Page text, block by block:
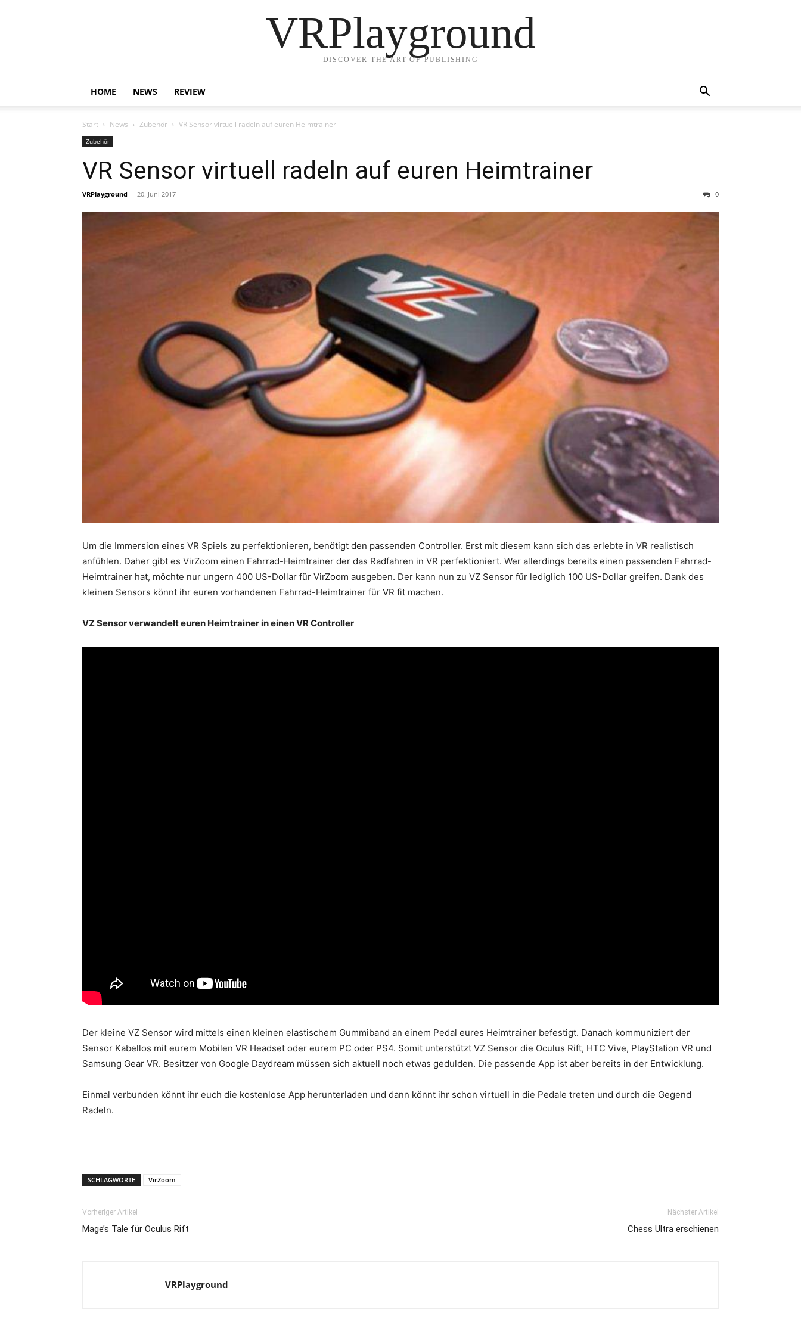
VRPlayground
DISCOVER THE ART OF PUBLISHING
HOME NEWS REVIEW
Start News Zubehör VR Sensor virtuell radeln auf euren Heimtrainer
Zubehör
VR Sensor virtuell radeln auf euren Heimtrainer
VRPlayground - 20. Juni 2017 0
Um die Immersion eines VR Spiels zu perfektionieren, benötigt den passenden Controller. Erst mit diesem kann sich das erlebte in VR realistisch
anfühlen. Daher gibt es VirZoom einen Fahrrad-Heimtrainer der das Radfahren in VR perfektioniert. Wer allerdings bereits einen passenden Fahrrad-
Heimtrainer hat, möchte nur ungern 400 US-Dollar für VirZoom ausgeben. Der kann nun zu VZ Sensor für lediglich 100 US-Dollar greifen. Dank des
kleinen Sensors könnt ihr euren vorhandenen Fahrrad-Heimtrainer für VR fit machen.
VZ Sensor verwandelt euren Heimtrainer in einen VR Controller
Der kleine VZ Sensor wird mittels einen kleinen elastischem Gummiband an einem Pedal eures Heimtrainer befestigt. Danach kommuniziert der
Sensor Kabellos mit eurem Mobilen VR Headset oder eurem PC oder PS4. Somit unterstützt VZ Sensor die Oculus Rift, HTC Vive, PlayStation VR und
Samsung Gear VR. Besitzer von Google Daydream müssen sich aktuell noch etwas gedulden. Die passende App ist aber bereits in der Entwicklung.
Einmal verbunden könnt ihr euch die kostenlose App herunterladen und dann könnt ihr schon virtuell in die Pedale treten und durch die Gegend
Radeln.
SCHLAGWORTE VirZoom
Vorheriger Artikel
Mage’s Tale für Oculus Rift
Nächster Artikel
Chess Ultra erschienen
VRPlayground